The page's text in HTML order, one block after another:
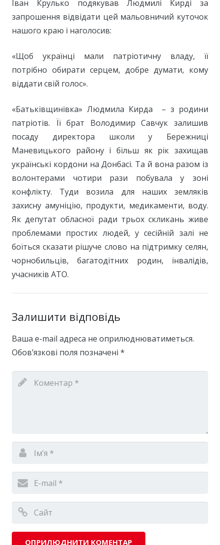
Іван Крулько подякував Людмилі Кирді за
запрошення відвідати цей мальовничий куточок
нашого краю і наголосив:
«Щоб українці мали патріотичну владу, її
потрібно обирати серцем, добре думати, кому
віддати свій голос».
«Батьківщинівка» Людмила Кирда – з родини
патріотів. Її брат Володимир Савчук залишив
посаду директора школи у Бережниці
Маневицького району і більш як рік захищав
українські кордони на Донбасі. Та й вона разом із
волонтерами чотири рази побувала у зоні
конфлікту. Туди возила для наших земляків
захисну амуніцію, продукти, медикаменти, воду.
Як депутат обласної ради трьох скликань живе
проблемами простих людей, у сесійній залі не
боїться сказати рішуче слово на підтримку селян,
чорнобильців, багатодітних родин, інвалідів,
учасників АТО.
Залишити відповідь
Ваша e-mail адреса не оприлюднюватиметься.
Обов’язкові поля позначені *